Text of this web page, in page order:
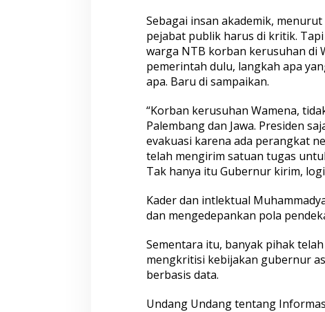
Sebagai insan akademik,
pejabat publik harus di kritik.
warga NTB korban kerusuhan di
pemerintah dulu, langkah apa
apa. Baru di sampaikan.
“Korban kerusuhan Wamena,
Palembang dan Jawa. Presiden
evakuasi karena ada perangkat
telah mengirim satuan tugas
Tak hanya itu Gubernur kirim,
Kader dan intlektual
dan mengedepankan pola
Sementara itu, banyak pihak
mengkritisi kebijakan gubernur
berbasis data.
Undang Undang tentang